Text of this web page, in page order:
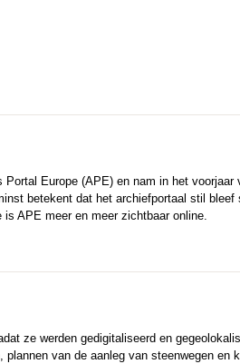
Europe (APE) en nam in het voorjaar
betekent dat het archiefportaal stil bleef
APE meer en meer zichtbaar online.
ze werden gedigitaliseerd en
van de aanleg van steenwegen en